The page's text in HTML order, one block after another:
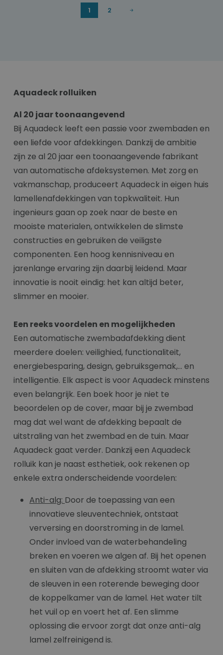
1 2
Aquadeck rolluiken
Al 20 jaar toonaangevend
Bij Aquadeck leeft een passie voor zwembaden en
een liefde voor afdekkingen. Dankzij de ambitie
zijn ze al 20 jaar een toonaangevende fabrikant
van automatische afdeksystemen. Met zorg en
vakmanschap, produceert Aquadeck in eigen huis
lamellenafdekkingen van topkwaliteit. Hun
ingenieurs gaan op zoek naar de beste en
mooiste materialen, ontwikkelen de slimste
constructies en gebruiken de veiligste
componenten. Een hoog kennisniveau en
jarenlange ervaring zijn daarbij leidend. Maar
innovatie is nooit eindig: het kan altijd beter,
slimmer en mooier.
Een reeks voordelen en mogelijkheden
Een automatische zwembadafdekking dient
meerdere doelen: veilighied, functionaliteit,
energiebesparing, design, gebruiksgemak,... en
intelligentie. Elk aspect is voor Aquadeck minstens
even belangrijk. Een boek hoor je niet te
beoordelen op de cover, maar bij je zwembad
mag dat wel want de afdekking bepaalt de
uitstraling van het zwembad en de tuin. Maar
Aquadeck gaat verder. Dankzij een Aquadeck
rolluik kan je naast esthetiek, ook rekenen op
enkele extra onderscheidende voordelen:
Anti-alg: Door de toepassing van een
innovatieve sleuventechniek, ontstaat
verversing en doorstroming in de lamel.
Onder invloed van de waterbehandeling
breken en voeren we algen af. Bij het openen
en sluiten van de afdekking stroomt water via
de sleuven in een roterende beweging door
de koppelkamer van de lamel. Het water tilt
het vuil op en voert het af. Een slimme
oplossing die ervoor zorgt dat onze anti-alg
lamel zelfreinigend is.